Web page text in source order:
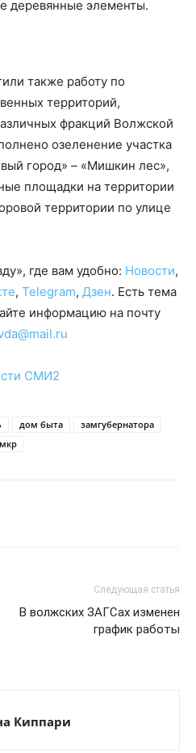
деревянные элементы.
также работу по
территорий,
фракций Волжской
озеленение участка
город» – «Мишкин лес»,
площадки на территории
территории по улице
где вам удобно: Новости,
, Telegram, Дзен. Есть тема
информацию на почту
СМИ2
дом быта
замгубернатора
Следующая статья
В волжских ЗАГСах изменен
график работы
Киппари